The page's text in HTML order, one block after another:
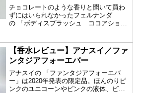
チョコレートのような香りと聞いて買わ
ずにはいられなかったフェルナンダ
の 「ボディスプラッシュ ココアショコ
【香水レビュー】アナスイ／ファ
ンタジアフォーエバー
アナスイの 「ファンタジアフォーエバ
ー」は2020年発表の限定品。ほんのりピ
ンクのユニコーンやピンクの液体、ピン